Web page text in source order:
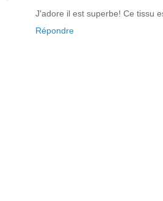
J'adore il est superbe! Ce tissu
Répondre